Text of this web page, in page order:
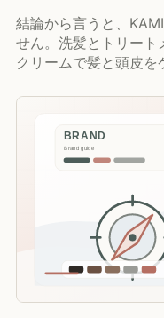
結論から言うと、
せん。洗髪とトリート
クリームで髪と頭皮を